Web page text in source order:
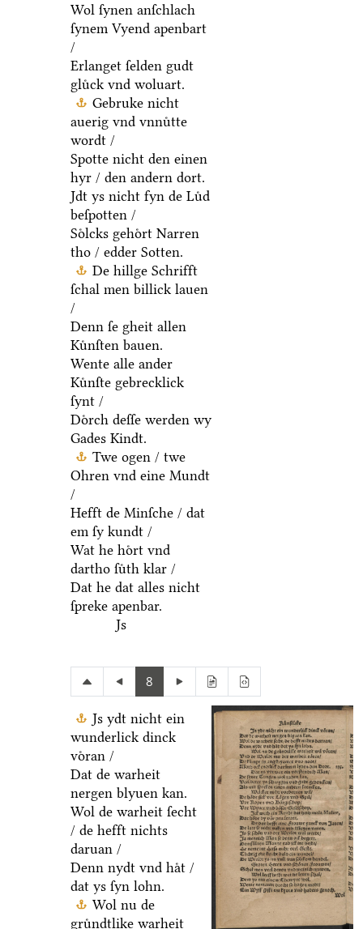
Wol ſynen anſchlach
ſynem Vyend apenbart
/
Erlanget ſelden gudt
gluͤck vnd woluart.
Gebruke nicht
auerig vnd vnnuͤtte
wordt /
Spotte nicht den einen
hyr / den andern dort.
Jdt ys nicht fyn de Luͤd
beſpotten /
Soͤlcks gehoͤrt Narren
tho / edder Sotten.
De hillge Schrifft
ſchal men billick lauen
/
Denn ſe gheit allen
Kuͤnſten bauen.
Wente alle ander
Kuͤnſte gebrecklick
ſynt /
Doͤrch deſſe werden wy
Gades Kindt.
Twe ogen / twe
Ohren vnd eine Mundt
/
Hefft de Minſche / dat
em ſy kundt /
Wat he hoͤrt vnd
dartho ſuͤth klar /
Dat he dat alles nicht
ſpreke apenbar.
Js
8
Js ydt nicht ein
wunderlick dinck
voͤran /
Dat de warheit
nergen blyuen kan.
Wol de warheit ſecht
/ de hefft nichts
daruan /
Denn nydt vnd haͤt /
dat ys ſyn lohn.
Wol nu de
gruͤndtlike warheit